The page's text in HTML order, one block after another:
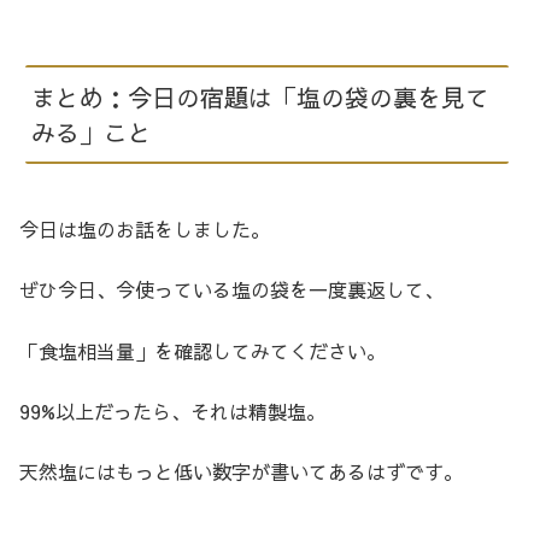
まとめ：今日の宿題は「塩の袋の裏を見て
みる」こと
今日は塩のお話をしました。
ぜひ今日、今使っている塩の袋を一度裏返して、
「食塩相当量」を確認してみてください。
99%以上だったら、それは精製塩。
天然塩にはもっと低い数字が書いてあるはずです。